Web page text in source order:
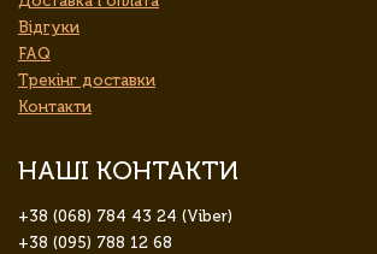
Відгуки
FAQ
Трекінг доставки
Контакти
НАШІ КОНТАКТИ
+38 (068) 784 43 24 (Viber)
+38 (095) 788 12 68